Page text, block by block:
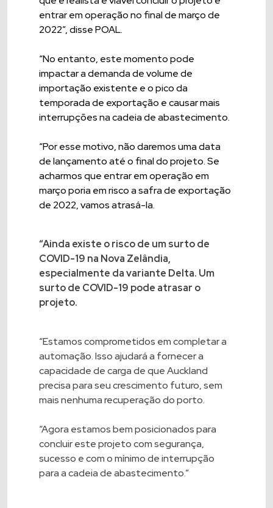
entrar em operação no final de março de
2022”, disse POAL.
“No entanto, este momento pode
impactar a demanda de volume de
importação existente e o pico da
temporada de exportação e causar mais
interrupções na cadeia de abastecimento.
“Por esse motivo, não daremos uma data
de lançamento até o final do projeto. Se
acharmos que entrar em operação em
março poria em risco a safra de exportação
de 2022, vamos atrasá-la.
“Ainda existe o risco de um surto de
COVID-19 na Nova Zelândia,
especialmente da variante Delta. Um
surto de COVID-19 pode atrasar o
projeto.
“Estamos comprometidos em completar a
automação. Isso ajudará a fornecer a
capacidade de carga de que Auckland
precisa para seu crescimento futuro, sem
mais nenhuma recuperação do porto.
“Agora estamos bem posicionados para
concluir este projeto com segurança,
sucesso e com o mínimo de interrupção
para a cadeia de abastecimento.”